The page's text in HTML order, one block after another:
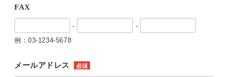
FAX
-
-
例：03-1234-5678
メールアドレス 必須